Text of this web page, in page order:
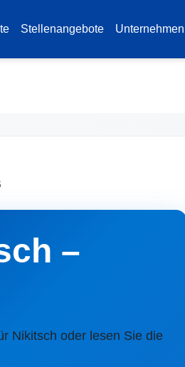
Stellenangebote Unternehmen
–
Nikitsch oder lesen Sie die